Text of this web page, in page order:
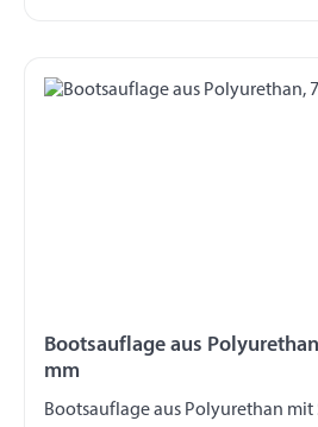
Bootsauflage aus
mm
Bootsauflage aus Polyurethan